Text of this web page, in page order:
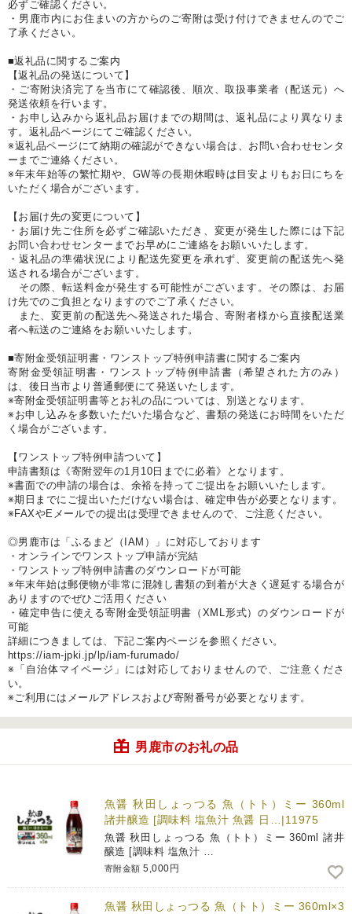
必ずご確認ください。
・男鹿市内にお住まいの方からのご寄附は受け付けできませんのでご
了承ください。
■返礼品に関するご案内
【返礼品の発送について】
・ご寄附決済完了を当市にて確認後、順次、取扱事業者（配送元）へ
発送依頼を行います。
・お申し込みから返礼品お届けまでの期間は、返礼品により異なりま
す。返礼品ページにてご確認ください。
※返礼品ページにて納期の確認ができない場合は、お問い合わせセンタ
ーまでご連絡ください。
※年末年始等の繁忙期や、GW等の長期休暇時は目安よりもお日にちを
いただく場合がございます。
【お届け先の変更について】
・お届け先ご住所を必ずご確認いただき、変更が発生した際には下記
お問い合わせセンターまでお早めにご連絡をお願いいたします。
・返礼品の準備状況により配送先変更を承れず、変更前の配送先へ発
送される場合がございます。
その際、転送料金が発生する可能性がございます。その際は、お届
け先でのご負担となりますのでご了承ください。
また、変更前の配送先へ発送された場合、寄附者様から直接配送業
者へ転送のご連絡をお願いいたします。
■寄附金受領証明書・ワンストップ特例申請書に関するご案内
寄附金受領証明書・ワンストップ特例申請書（希望された方のみ）
は、後日当市より普通郵便にて発送いたします。
※寄附金受領証明書等とお礼の品については、別送となります。
※お申し込みを多数いただいた場合など、書類の発送にお時間をいただ
く場合がございます。
【ワンストップ特例申請ついて】
申請書類は《寄附翌年の1月10日までに必着》となります。
※書面での申請の場合は、余裕を持ってご提出をお願いいたします。
※期日までにご提出いただけない場合は、確定申告が必要となります。
※FAXやEメールでの提出は受理できませんので、ご注意ください。
◎男鹿市は「ふるまど（IAM）」に対応しております
・オンラインでワンストップ申請が完結
・ワンストップ特例申請書のダウンロードが可能
※年末年始は郵便物が非常に混雑し書類の到着が大きく遅延する場合が
ありますのでぜひご活用ください
・確定申告に使える寄附金受領証明書（XML形式）のダウンロードが
可能
詳細につきましては、下記ご案内ページを参照ください。
https://iam-jpki.jp/lp/iam-furumado/
※「自治体マイページ」には対応しておりませんので、ご注意くださ
い。
※ご利用にはメールアドレスおよび寄附番号が必要となります。
男鹿市のお礼の品
魚醤 秋田しょっつる 魚（トト）ミー 360ml
諸井醸造 [調味料 塩魚汁 魚醤 日…|11975
魚醤 秋田しょっつる 魚（トト）ミー 360ml 諸井
醸造 [調味料 塩魚汁 …
寄附金額 5,000円
魚醤 秋田しょっつる 魚（トト）ミー 360ml×3